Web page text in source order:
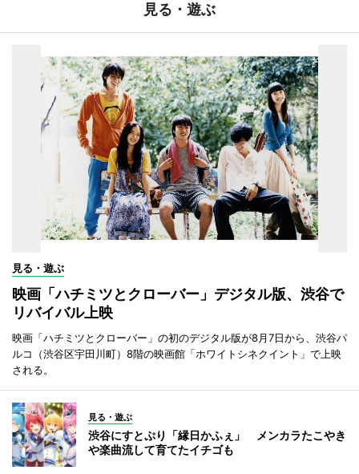
見る・遊ぶ
見る・遊ぶ
映画「ハチミツとクローバー」デジタル版、渋谷で
リバイバル上映
映画「ハチミツとクローバー」の初のデジタル版が8月7日から、渋谷パ
ルコ（渋谷区宇田川町）8階の映画館「ホワイトシネクイント」で上映
される。
見る・遊ぶ
渋谷にすとぷり「縁日かふぇ」 メンカラたこやき
や楽曲流して育てたイチゴも